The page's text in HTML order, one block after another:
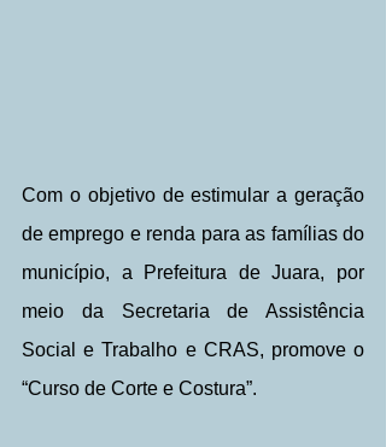
Com o objetivo de estimular a geração
de emprego e renda para as famílias do
município, a Prefeitura de Juara, por
meio da Secretaria de Assistência
Social e Trabalho e CRAS, promove o
“Curso de Corte e Costura”.